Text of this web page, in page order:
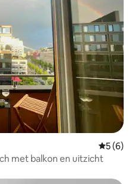
5 (6)
met balkon en uitzicht